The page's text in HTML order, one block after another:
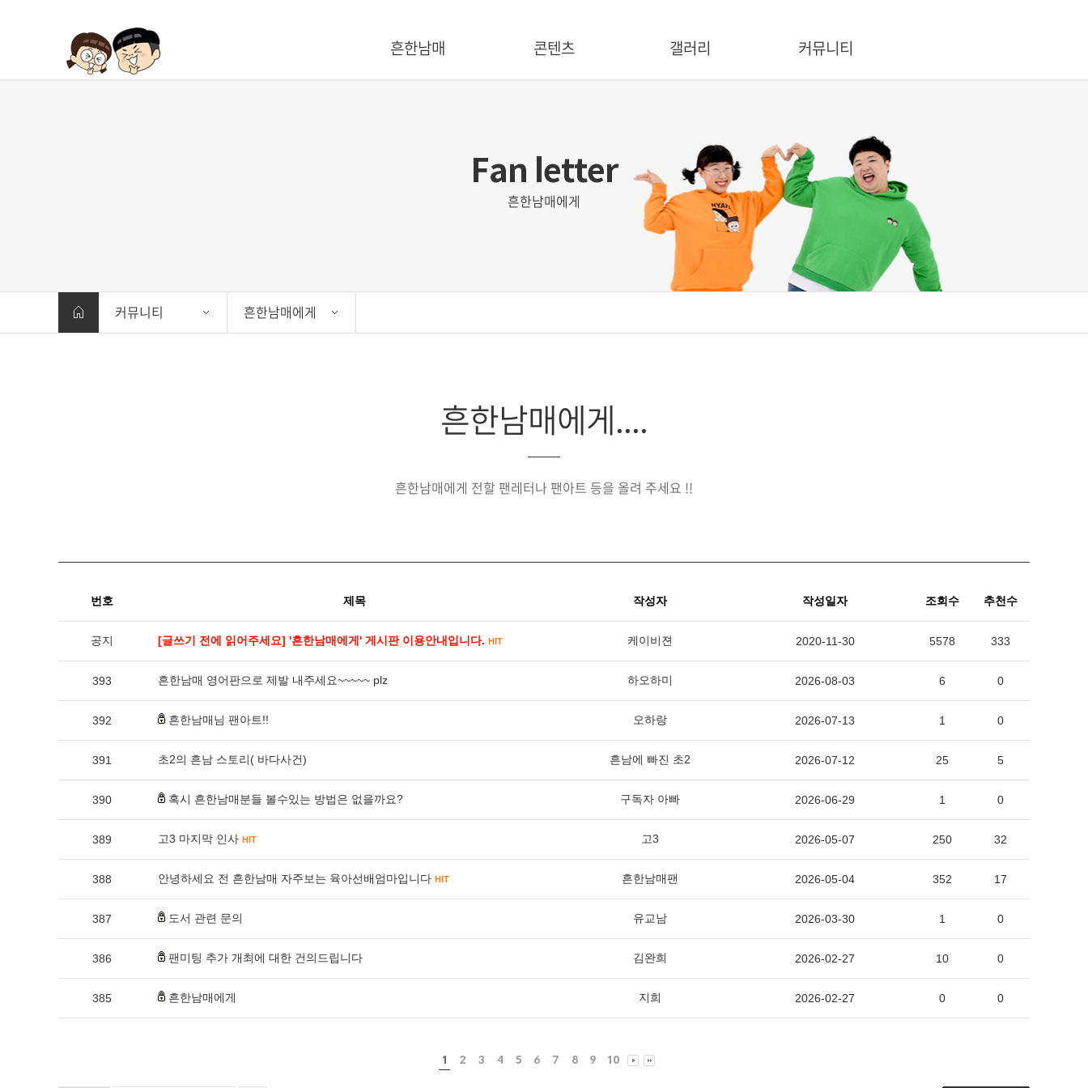
흔한남매 콘텐츠 갤러리 커뮤니티
뮤지컬
Fan letter
흔한남매에게
커뮤니티 흔한남매에게
흔한남매에게....
흔한남매에게 전할 팬레터나 팬아트 등을 올려 주세요 !!
번호 제목 작성자 작성일자 조회수 추천수
공지 [글쓰기 전에 읽어주세요] '흔한남매에게' 게시판 이용안내입니다. HIT 케이비젼 2020-11-30 5578 333
393 흔한남매 영어판으로 제발 내주세요~~~~~ plz 하오하미 2026-08-03 6 0
392 흔한남매님 팬아트!! 오하랑 2026-07-13 1 0
391 초2의 흔남 스토리( 바다사건) 흔남에 빠진 초2 2026-07-12 25 5
390 혹시 흔한남매분들 볼수있는 방법은 없을까요? 구독자 아빠 2026-06-29 1 0
389 고3 마지막 인사 HIT 고3 2026-05-07 250 32
388 안녕하세요 전 흔한남매 자주보는 육아선배엄마입니다 HIT 흔한남매팬 2026-05-04 352 17
387 도서 관련 문의 유교남 2026-03-30 1 0
386 팬미팅 추가 개최에 대한 건의드립니다 김완희 2026-02-27 10 0
385 흔한남매에게 지희 2026-02-27 0 0
1 2 3 4 5 6 7 8 9 10